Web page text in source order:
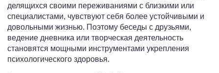
делящихся своими переживаниями с близкими или
специалистами, чувствуют себя более устойчивыми и
довольными жизнью. Поэтому беседы с друзьями,
ведение дневника или творческая деятельность
становятся мощными инструментами укрепления
психологического здоровья.